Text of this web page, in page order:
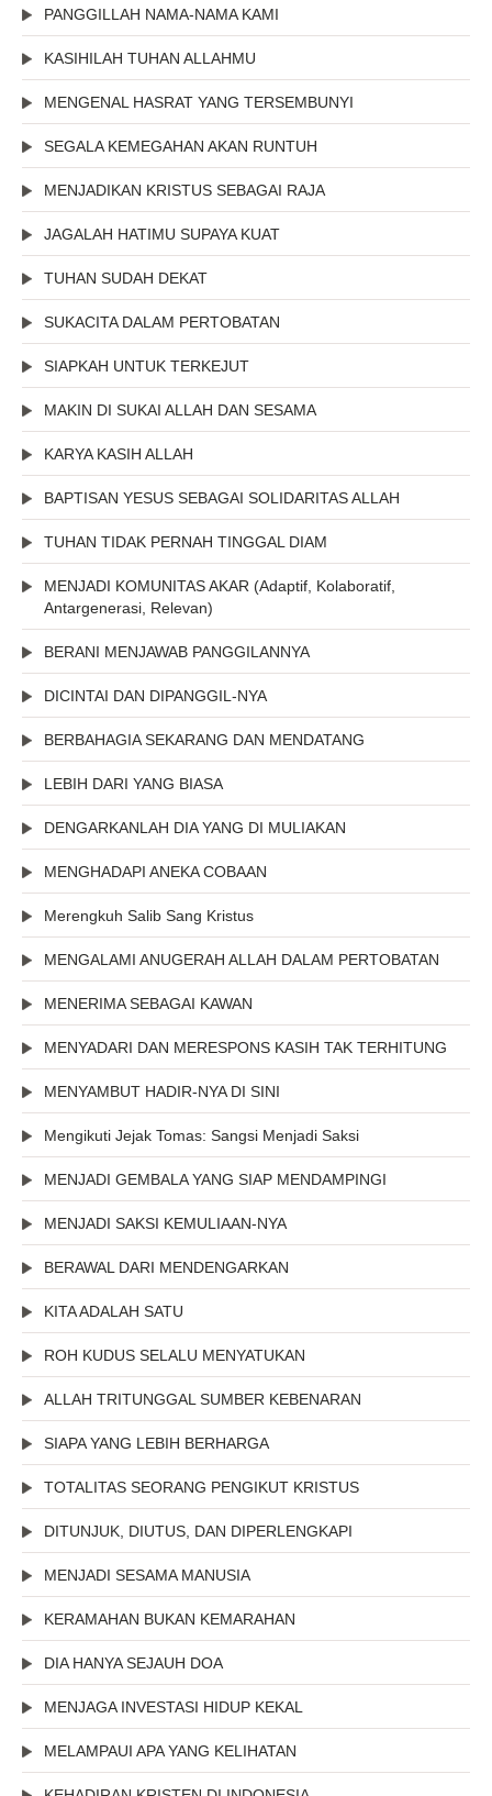
PANGGILLAH NAMA-NAMA KAMI
KASIHILAH TUHAN ALLAHMU
MENGENAL HASRAT YANG TERSEMBUNYI
SEGALA KEMEGAHAN AKAN RUNTUH
MENJADIKAN KRISTUS SEBAGAI RAJA
JAGALAH HATIMU SUPAYA KUAT
TUHAN SUDAH DEKAT
SUKACITA DALAM PERTOBATAN
SIAPKAH UNTUK TERKEJUT
MAKIN DI SUKAI ALLAH DAN SESAMA
KARYA KASIH ALLAH
BAPTISAN YESUS SEBAGAI SOLIDARITAS ALLAH
TUHAN TIDAK PERNAH TINGGAL DIAM
MENJADI KOMUNITAS AKAR (Adaptif, Kolaboratif,
Antargenerasi, Relevan)
BERANI MENJAWAB PANGGILANNYA
DICINTAI DAN DIPANGGIL-NYA
BERBAHAGIA SEKARANG DAN MENDATANG
LEBIH DARI YANG BIASA
DENGARKANLAH DIA YANG DI MULIAKAN
MENGHADAPI ANEKA COBAAN
Merengkuh Salib Sang Kristus
MENGALAMI ANUGERAH ALLAH DALAM PERTOBATAN
MENERIMA SEBAGAI KAWAN
MENYADARI DAN MERESPONS KASIH TAK TERHITUNG
MENYAMBUT HADIR-NYA DI SINI
Mengikuti Jejak Tomas: Sangsi Menjadi Saksi
MENJADI GEMBALA YANG SIAP MENDAMPINGI
MENJADI SAKSI KEMULIAAN-NYA
BERAWAL DARI MENDENGARKAN
KITA ADALAH SATU
ROH KUDUS SELALU MENYATUKAN
ALLAH TRITUNGGAL SUMBER KEBENARAN
SIAPA YANG LEBIH BERHARGA
TOTALITAS SEORANG PENGIKUT KRISTUS
DITUNJUK, DIUTUS, DAN DIPERLENGKAPI
MENJADI SESAMA MANUSIA
KERAMAHAN BUKAN KEMARAHAN
DIA HANYA SEJAUH DOA
MENJAGA INVESTASI HIDUP KEKAL
MELAMPAUI APA YANG KELIHATAN